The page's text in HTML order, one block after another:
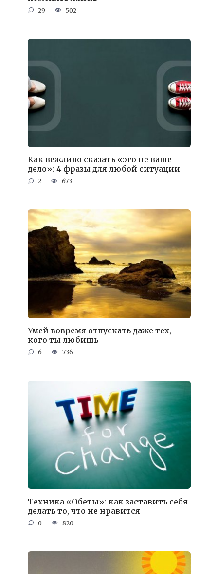
29 502
Как вежливо сказать «это не ваше
дело»: 4 фразы для любой ситуации
2 673
Умей вовремя отпускать даже тех,
кого ты любишь
6 736
Техника «Обеты»: как заставить себя
делать то, что не нравится
0 820